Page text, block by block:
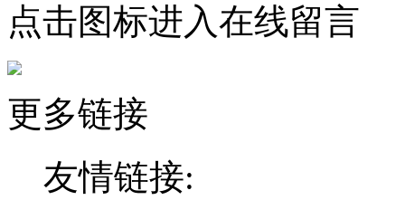
点击图标进入在线留言
更多链接
友情链接: